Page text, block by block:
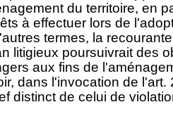
du territoire, en
à effectuer lors de
termes, la
litigieux poursuivrait des
aux fins de
dans l'invocation de l'art.
distinct de celui de